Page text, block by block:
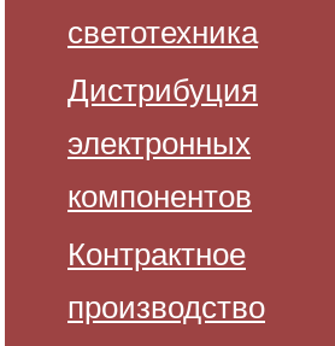
светотехника
Дистрибуция
электронных
компонентов
Контрактное
производство